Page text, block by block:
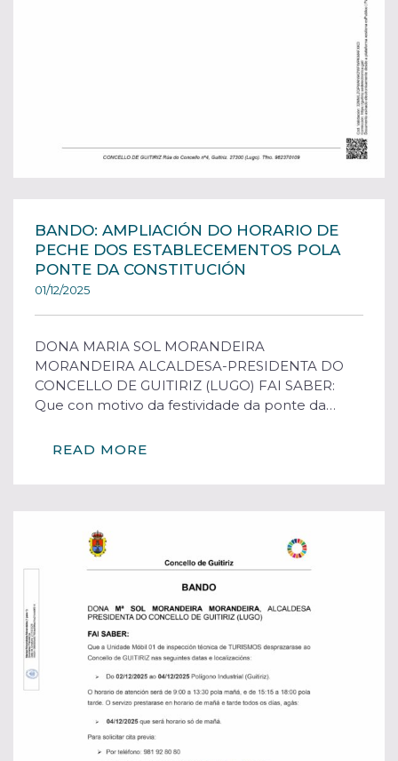
BANDO: AMPLIACIÓN DO HORARIO DE
PECHE DOS ESTABLECEMENTOS POLA
PONTE DA CONSTITUCIÓN
01/12/2025
DONA MARIA SOL MORANDEIRA
MORANDEIRA ALCALDESA-PRESIDENTA DO
CONCELLO DE GUITIRIZ (LUGO) FAI SABER:
Que con motivo da festividade da ponte da…
READ MORE